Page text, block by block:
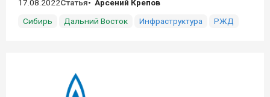
17.08.2022Статья
Арсений Крепов
Сибирь
Дальний Восток Инфраструктура РЖД